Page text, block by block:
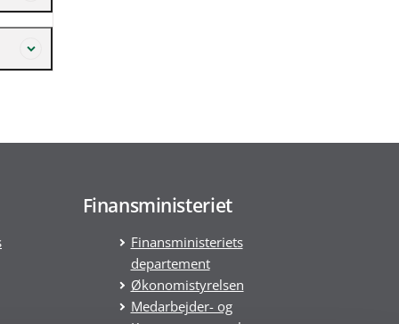
Finansministeriet
Finansministeriets
departement
Økonomistyrelsen
Medarbejder- og